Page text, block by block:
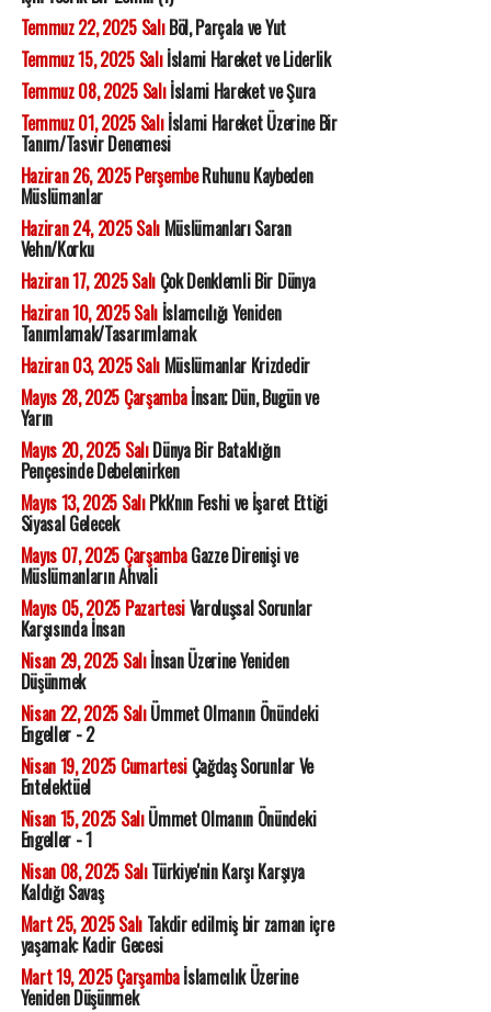
Temmuz 22, 2025 SalıBöl, Parçala ve Yut
Temmuz 15, 2025 Salıİslami Hareket ve Liderlik
Temmuz 08, 2025 Salıİslami Hareket ve Şura
Temmuz 01, 2025 Salıİslami Hareket Üzerine Bir
Tanım/Tasvir Denemesi
Haziran 26, 2025 PerşembeRuhunu Kaybeden
Müslümanlar
Haziran 24, 2025 SalıMüslümanları Saran
Vehn/Korku
Haziran 17, 2025 SalıÇok Denklemli Bir Dünya
Haziran 10, 2025 Salıİslamcılığı Yeniden
Tanımlamak/Tasarımlamak
Haziran 03, 2025 SalıMüslümanlar Krizdedir
Mayıs 28, 2025 Çarşambaİnsan; Dün, Bugün ve
Yarın
Mayıs 20, 2025 SalıDünya Bir Bataklığın
Pençesinde Debelenirken
Mayıs 13, 2025 SalıPkk'nın Feshi ve İşaret Ettiği
Siyasal Gelecek
Mayıs 07, 2025 ÇarşambaGazze Direnişi ve
Müslümanların Ahvali
Mayıs 05, 2025 PazartesiVaroluşsal Sorunlar
Karşısında İnsan
Nisan 29, 2025 Salıİnsan Üzerine Yeniden
Düşünmek
Nisan 22, 2025 SalıÜmmet Olmanın Önündeki
Engeller - 2
Nisan 19, 2025 CumartesiÇağdaş Sorunlar Ve
Entelektüel
Nisan 15, 2025 SalıÜmmet Olmanın Önündeki
Engeller - 1
Nisan 08, 2025 SalıTürkiye'nin Karşı Karşıya
Kaldığı Savaş
Mart 25, 2025 SalıTakdir edilmiş bir zaman içre
yaşamak: Kadir Gecesi
Mart 19, 2025 Çarşambaİslamcılık Üzerine
Yeniden Düşünmek